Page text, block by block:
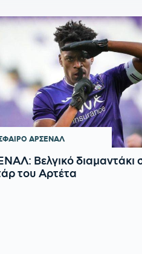
ΑΡΣΕΝΑΛ
Βελγικό διαμαντάκι
του Αρτέτα